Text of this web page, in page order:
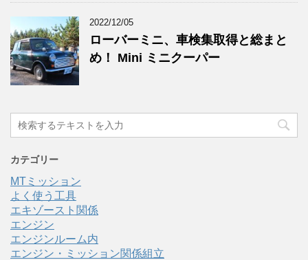
2022/12/05
ローバーミニ、車検集取得と総まと
め！ Mini ミニクーパー
カテゴリー
MTミッション
よく使う工具
エキゾースト関係
エンジン
エンジンルーム内
エンジン・ミッション関係組立